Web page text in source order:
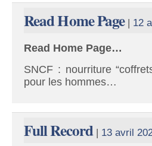
Read Home Page| 12
Read Home Page…
SNCF : nourriture
pour les hommes…
Full Record| 13 avril